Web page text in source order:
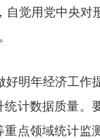
自觉用党中央
明年经济工作
计数据质量。
点领域统计监